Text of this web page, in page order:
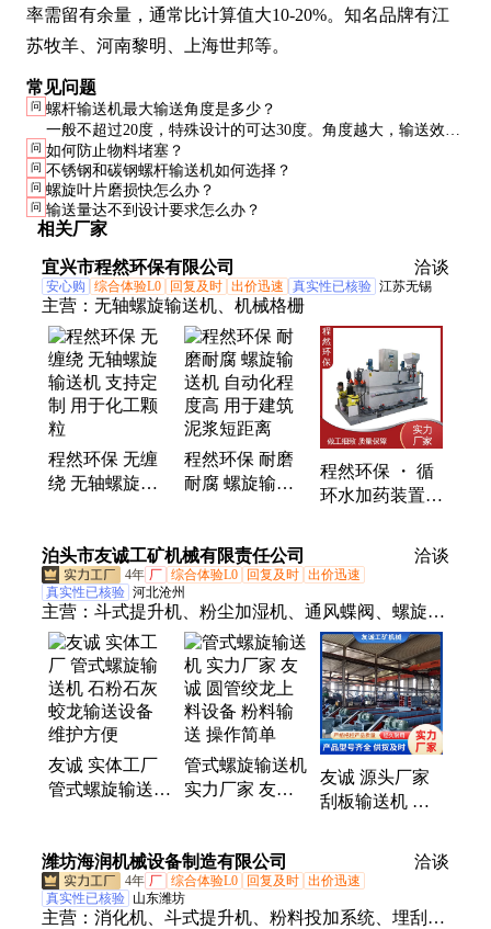
率需留有余量，通常比计算值大10-20%。知名品牌有江
苏牧羊、河南黎明、上海世邦等。
常见问题
问 螺杆输送机最大输送角度是多少？
一般不超过20度，特殊设计的可达30度。角度越大，输送效率
越低，功率消耗越大。超过20度建议改用斗式提升机。
问 如何防止物料堵塞？
问 不锈钢和碳钢螺杆输送机如何选择？
问 螺旋叶片磨损快怎么办？
问 输送量达不到设计要求怎么办？
相关厂家
宜兴市程然环保有限公司 洽谈
安心购 综合体验L0 回复及时 出价迅速 真实性已核验 江苏无锡
主营： 无轴螺旋输送机、机械格栅
程然环保 无缠
绕 无轴螺旋输
程然环保 耐磨
耐腐 螺旋输送
浆短距离
程然环保 ・ 循
环水加药装置
于化工废水处理
泊头市友诚工矿机械有限责任公司 洽谈
4年 厂 综合体验L0 回复及时 出价迅速
真实性已核验 河北沧州
主营： 斗式提升机、粉尘加湿机、通风蝶阀、螺旋输
送机、刮板输送机、无轴螺旋输送机、管式螺旋输送
机、插板阀、星型卸料器
友诚 实体工厂
管式螺旋输送机
便
管式螺旋输送机
实力厂家 友诚
作简单
友诚 源头厂家
刮板输送机 矿
筑水泥刮板机
操作简单
潍坊海润机械设备制造有限公司 洽谈
4年 厂 综合体验L0 回复及时 出价迅速
真实性已核验 山东潍坊
主营： 消化机、斗式提升机、粉料投加系统、埋刮板